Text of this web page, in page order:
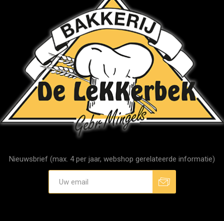
Nieuwsbrief (max. 4 per jaar, webshop gerelateerde informatie)